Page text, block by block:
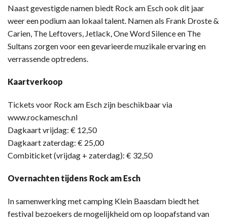
Naast gevestigde namen biedt Rock am Esch ook dit jaar
weer een podium aan lokaal talent. Namen als Frank Droste &
Carien, The Leftovers, Jetlack, One Word Silence en The
Sultans zorgen voor een gevarieerde muzikale ervaring en
verrassende optredens.
Kaartverkoop
Tickets voor Rock am Esch zijn beschikbaar via
www.rockamesch.nl
Dagkaart vrijdag: € 12,50
Dagkaart zaterdag: € 25,00
Combiticket (vrijdag + zaterdag): € 32,50
Overnachten tijdens Rock am Esch
In samenwerking met camping Klein Baasdam biedt het
festival bezoekers de mogelijkheid om op loopafstand van